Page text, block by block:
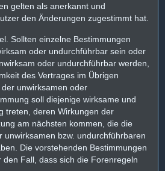
gelten als anerkannt und
den Änderungen zugestimmt hat.
Sollten einzelne Bestimmungen
oder undurchführbar sein oder
oder undurchführbar werden,
des Vertrages im Übrigen
unwirksamen oder
soll diejenige wirksame und
treten, deren Wirkungen der
am nächsten kommen, die die
unwirksamen bzw. undurchführbaren
Die vorstehenden Bestimmungen
Fall, dass sich die Forenregeln